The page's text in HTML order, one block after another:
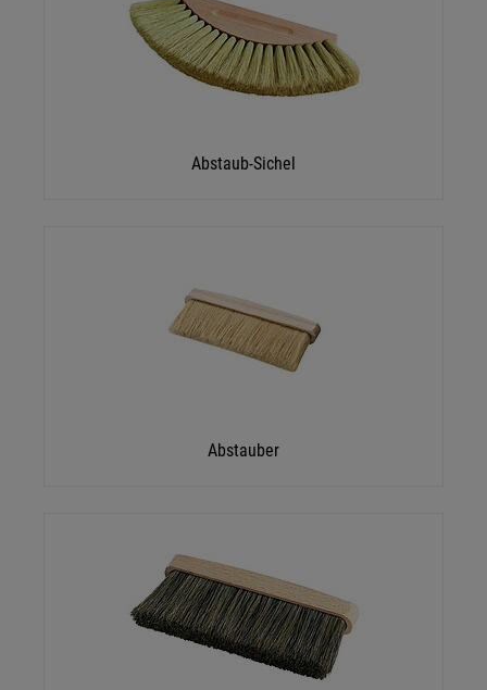
Abstaub-Sichel
Abstauber